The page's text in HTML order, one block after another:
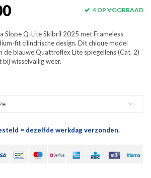
4 OP VOORRAAD
Slope Q-Lite Skibril 2025 met Frameless
fit cilindrische design. Dit chique model
de blauwe Quattroflex Lite spiegellens (Cat. 2)
wisselvallig weer.
= dezelfde werkdag verzonden.